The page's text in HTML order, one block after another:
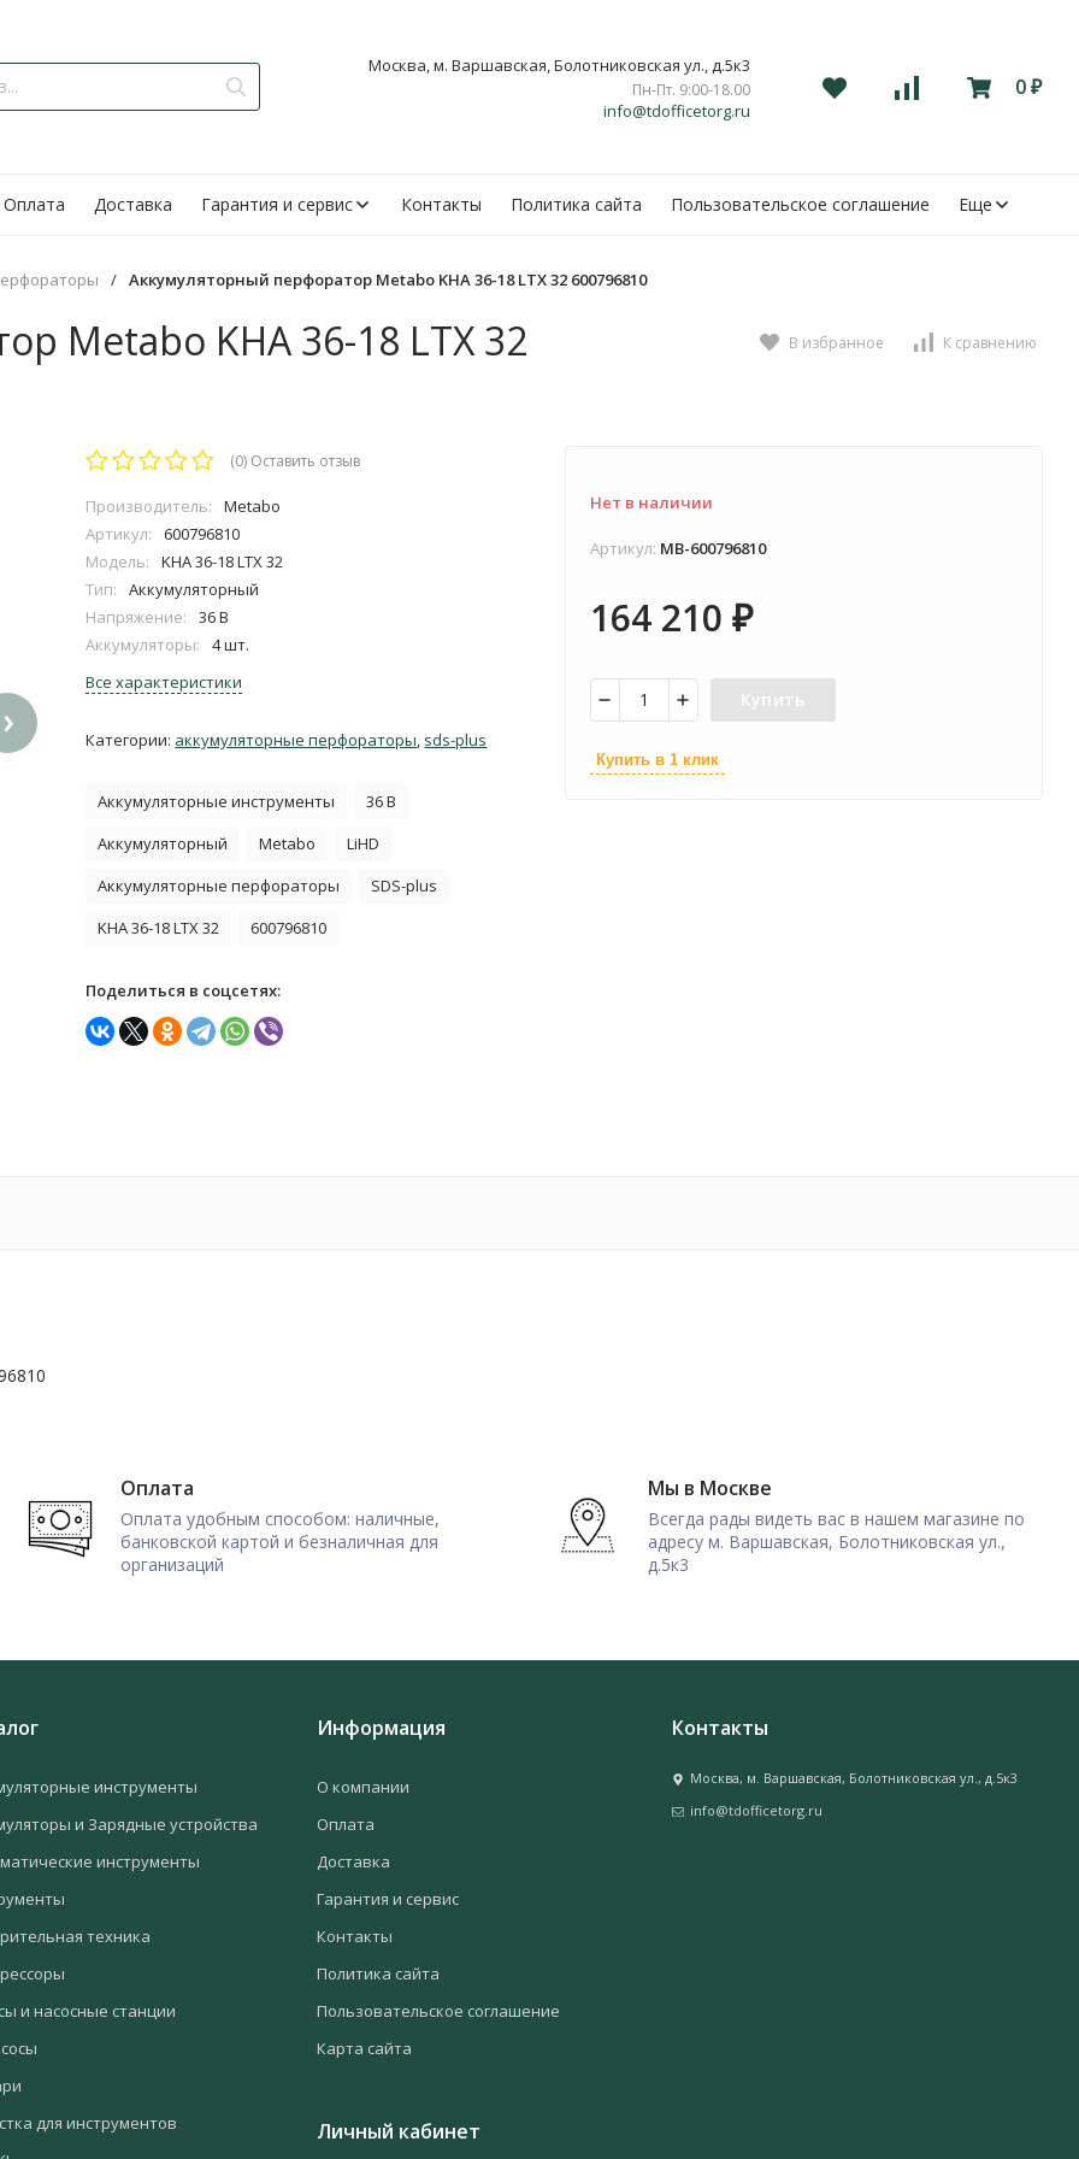
Москва, м. Варшавская, Болотниковская ул., д.5к3
Пн-Пт. 9:00-18.00
info@tdofficetorg.ru
0 ₽
Оплата Доставка Гарантия и сервис Контакты Политика сайта Пользовательское соглашение Еще
/ Аккумуляторный перфоратор Metabo KHA 36-18 LTX 32 600796810
Metabo KHA 36-18 LTX 32 В избранное К сравнению
›
(0) Оставить отзыв
Производитель:
Metabo
Артикул:
600796810
Модель:
KHA 36-18 LTX 32
Тип:
Аккумуляторный
Напряжение:
36 В
Аккумуляторы:
4 шт.
Все характеристики
Категории: аккумуляторные перфораторы, sds-plus
Аккумуляторные инструменты
36 В
Аккумуляторный
Metabo
LiHD
Аккумуляторные перфораторы
SDS-plus
KHA 36-18 LTX 32
600796810
Поделиться в соцсетях:
Нет в наличии
Артикул: MB-600796810
164 210 ₽
Купить
Купить в 1 клик
Оплата
Оплата удобным способом: наличные,
банковской картой и безналичная для
организаций
Мы в Москве
Всегда рады видеть вас в нашем магазине по
адресу м. Варшавская, Болотниковская ул.,
д.5к3
инструменты
и Зарядные устройства
инструменты
техника
и насосные станции
для инструментов
Информация
О компании
Оплата
Доставка
Гарантия и сервис
Контакты
Политика сайта
Пользовательское соглашение
Карта сайта
Личный кабинет
Контакты
Москва, м. Варшавская, Болотниковская ул., д.5к3
info@tdofficetorg.ru